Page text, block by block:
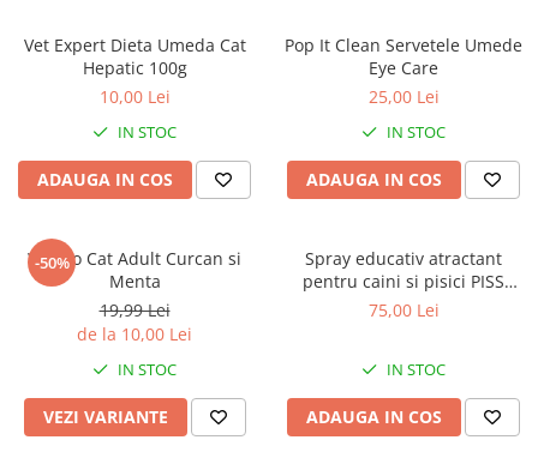
Vet Expert Dieta Umeda Cat
Hepatic 100g
10,00 Lei
IN STOC
ADAUGA IN COS
Pop It Clean Servetele Umede
Eye Care
25,00 Lei
IN STOC
ADAUGA IN COS
-50%
Weego Cat Adult Curcan si
Menta
19,99 Lei
de la 10,00 Lei
IN STOC
VEZI VARIANTE
Spray educativ atractant
pentru caini si pisici PISS
CAN, Stangest, 250 ml
75,00 Lei
IN STOC
ADAUGA IN COS